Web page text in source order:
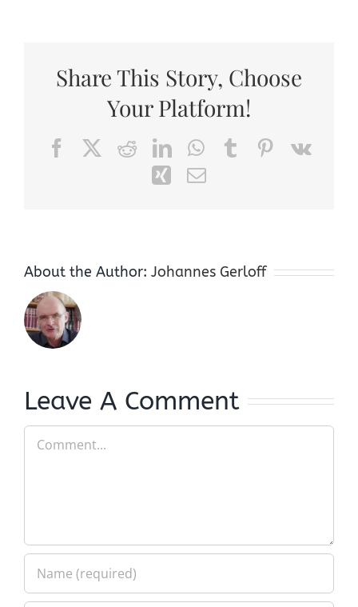
Share This Story, Choose
Your Platform!
FacebookRedditLinkedInWhatsApp
TumblrPinterest
Vk
XingEmail
About the Author: Johannes Gerloff
Leave A Comment
Comment